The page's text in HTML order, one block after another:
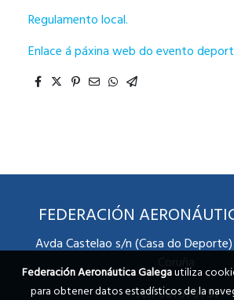
Regulamento local.
Enlace á páxina web do evento
FEDERACIÓN
Avda Castelao s/n (Casa do
Coruña
Telf 981 31 91 51
Federación Aeronáutica Galegautiliza
para obtener datos estadísticos de la